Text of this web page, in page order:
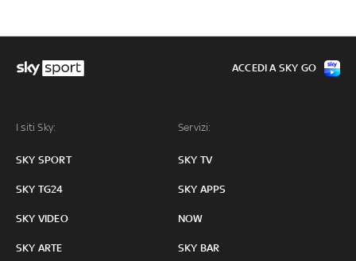
I siti Sky:
SKY SPORT
SKY TG24
SKY VIDEO
SKY ARTE
Servizi:
SKY TV
SKY APPS
NOW
SKY BAR
ACCEDI A SKY GO